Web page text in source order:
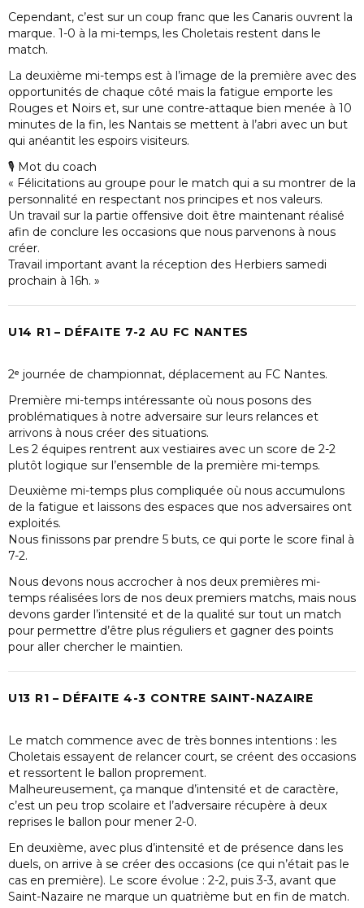
Cependant, c’est sur un coup franc que les Canaris ouvrent la
marque. 1-0 à la mi-temps, les Choletais restent dans le
match.
La deuxième mi-temps est à l’image de la première avec des
opportunités de chaque côté mais la fatigue emporte les
Rouges et Noirs et, sur une contre-attaque bien menée à 10
minutes de la fin, les Nantais se mettent à l’abri avec un but
qui anéantit les espoirs visiteurs.
🎙 Mot du coach
« Félicitations au groupe pour le match qui a su montrer de la
personnalité en respectant nos principes et nos valeurs.
Un travail sur la partie offensive doit être maintenant réalisé
afin de conclure les occasions que nous parvenons à nous
créer.
Travail important avant la réception des Herbiers samedi
prochain à 16h. »
U14 R1 – DÉFAITE 7-2 AU FC NANTES
2ᵉ journée de championnat, déplacement au FC Nantes.
Première mi-temps intéressante où nous posons des
problématiques à notre adversaire sur leurs relances et
arrivons à nous créer des situations.
Les 2 équipes rentrent aux vestiaires avec un score de 2-2
plutôt logique sur l’ensemble de la première mi-temps.
Deuxième mi-temps plus compliquée où nous accumulons
de la fatigue et laissons des espaces que nos adversaires ont
exploités.
Nous finissons par prendre 5 buts, ce qui porte le score final à
7-2.
Nous devons nous accrocher à nos deux premières mi-
temps réalisées lors de nos deux premiers matchs, mais nous
devons garder l’intensité et de la qualité sur tout un match
pour permettre d’être plus réguliers et gagner des points
pour aller chercher le maintien.
U13 R1 – DÉFAITE 4-3 CONTRE SAINT-NAZAIRE
Le match commence avec de très bonnes intentions : les
Choletais essayent de relancer court, se créent des occasions
et ressortent le ballon proprement.
Malheureusement, ça manque d’intensité et de caractère,
c’est un peu trop scolaire et l’adversaire récupère à deux
reprises le ballon pour mener 2-0.
En deuxième, avec plus d’intensité et de présence dans les
duels, on arrive à se créer des occasions (ce qui n’était pas le
cas en première). Le score évolue : 2-2, puis 3-3, avant que
Saint-Nazaire ne marque un quatrième but en fin de match.